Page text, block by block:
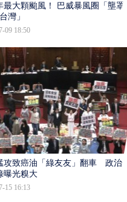
最大顆颱風！ 巴威暴風圈「壟罩4
灣」
09 18:50
攻致癌油「綠友友」翻車 政治獻
曝光糗大
15 16:13